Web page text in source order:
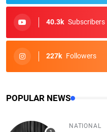
40.3k Subscribers
227k Followers
POPULAR NEWS
NATIONAL